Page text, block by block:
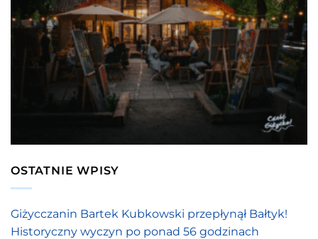
OSTATNIE WPISY
Giżycczanin Bartek Kubkowski przepłynął Bałtyk!
Historyczny wyczyn po ponad 56 godzinach